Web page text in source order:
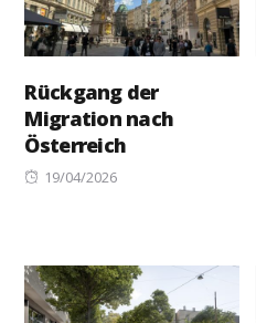
Rückgang der
Migration nach
Österreich
Posted
19/04/2026